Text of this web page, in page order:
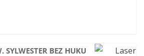
SYLWESTER BEZ HUKU